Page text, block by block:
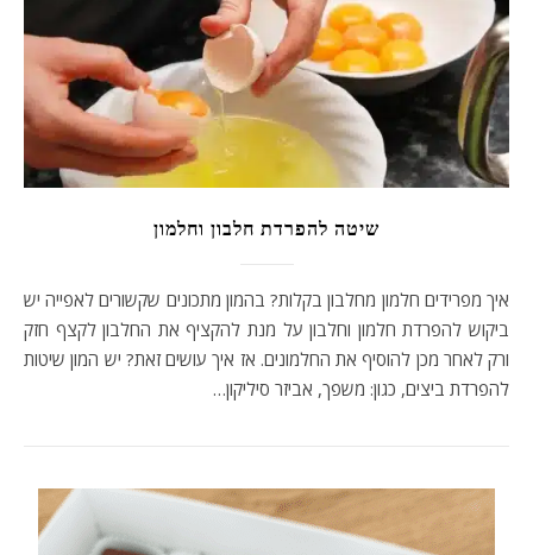
שיטה להפרדת חלבון וחלמון
איך מפרידים חלמון מחלבון בקלות? בהמון מתכונים שקשורים לאפייה יש
ביקוש להפרדת חלמון וחלבון על מנת להקציף את החלבון לקצף חזק
ורק לאחר מכן להוסיף את החלמונים. אז איך עושים זאת? יש המון שיטות
להפרדת ביצים, כגון: משפך, אביזר סיליקון…